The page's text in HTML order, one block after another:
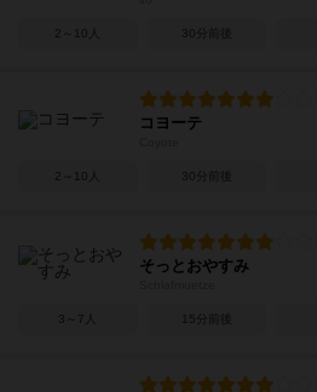
2～10人 30分前後
コヨーテ
2～10人 30分前後
そっとおやすみ
3～7人 15分前後